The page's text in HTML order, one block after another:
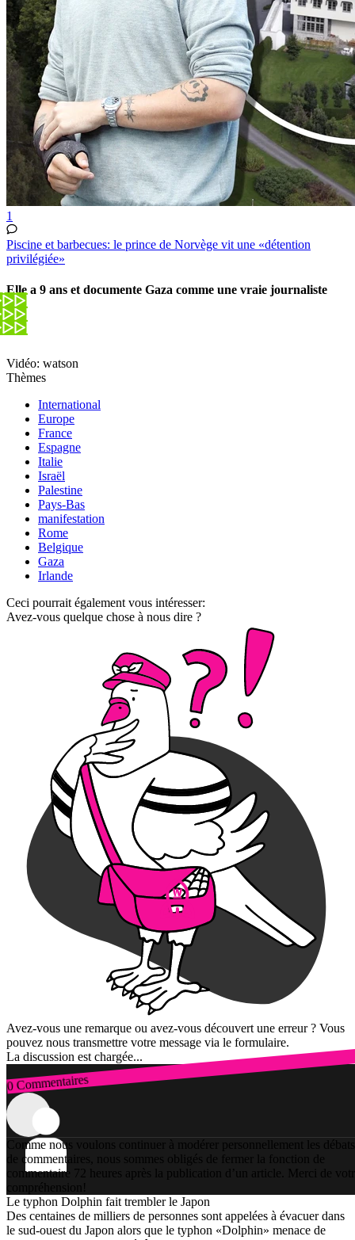
1
Piscine et barbecues: le prince de Norvège vit une «détention
privilégiée»
Elle a 9 ans et documente Gaza comme une vraie journaliste
Vidéo: watson
Thèmes
International
Europe
France
Espagne
Italie
Israël
Palestine
Pays-Bas
manifestation
Rome
Belgique
Gaza
Irlande
Ceci pourrait également vous intéresser:
Avez-vous quelque chose à nous dire ?
Avez-vous une remarque ou avez-vous découvert une erreur ? Vous
pouvez nous transmettre votre message via le formulaire.
La discussion est chargée...
0 Commentaires
Connexion
Comme nous voulons continuer à modérer personnellement les débats
de commentaires, nous sommes obligés de fermer la fonction de
commentaire 72 heures après la publication d’un article. Merci de
compréhension!
Le typhon Dolphin fait trembler le Japon
Des centaines de milliers de personnes sont appelées à évacuer dans
le sud-ouest du Japon alors que le typhon «Dolphin» menace de